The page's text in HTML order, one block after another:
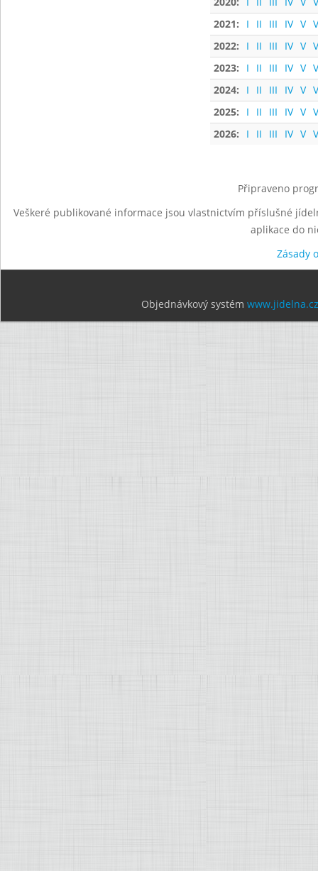
2021:
I II III IV V
2022:
I II III IV V
2023:
I II III IV V
2024:
I II III IV V
2025:
I II III IV V
2026:
I II III IV V
Připraveno
Veškeré publikované informace jsou vlastnictvím příslušné
aplikace do
Zásady
Objednávkový systém www.jidelna.cz